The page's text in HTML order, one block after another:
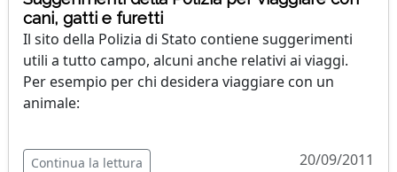
cani, gatti e furetti
Il sito della Polizia di Stato contiene suggerimenti
utili a tutto campo, alcuni anche relativi ai viaggi.
Per esempio per chi desidera viaggiare con un
animale:
Continua la lettura 20/09/2011